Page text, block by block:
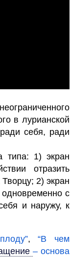
в лурианской
себя, ради
типа: 1) экран
отразить
2) экран
одновременно с
и наружу, к
,“В чем
– основа